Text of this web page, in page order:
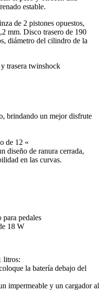
estable.
de 2 pistones opuestos,
mm. Disco trasero de 190
diámetro del cilindro de la
trasera twinshock
brindando un mejor disfrute
de 12 «
diseño de ranura cerrada,
en las curvas.
pedales
18 W
litros:
la batería debajo del
impermeable y un cargador al